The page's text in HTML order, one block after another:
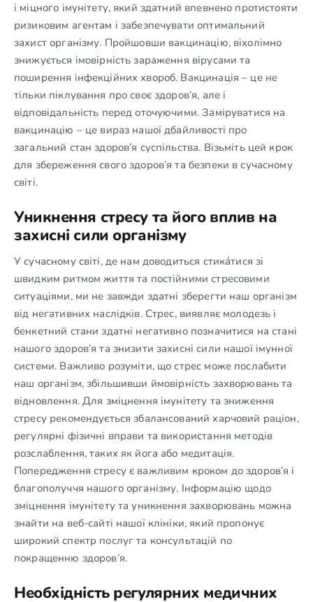
і міцного імунітету, який здатний впевнено протистояти
ризиковим агентам і забезпечувати оптимальний
захист організму. Пройшовши вакцинацію, віхолімно
знижується імовірність зараження вірусами та
поширення інфекційних хвороб. Вакцинація – це не
тільки піклування про своє здоров’я, але і
відповідальність перед оточуючими. Заміруватися на
вакцинацію – це вираз нашої дбайливості про
загальний стан здоров’я суспільства. Візьміть цей крок
для збереження свого здоров’я та безпеки в сучасному
світі.
Уникнення стресу та його вплив на
захисні сили організму
У сучасному світі, де нам доводиться стика́тися зі
швидким ритмом життя та постійними стресовими
ситуаціями, ми не завжди здатні зберегти наш організм
від негативних наслідків. Стрес, виявляє молодезь і
бенкетний стани здатні негативно позначитися на стані
нашого здоров’я та знизити захисні сили нашої імунної
системи. Важливо розуміти, що стрес може послабити
наш організм, збільшивши ймовірність захворювань та
відновлення. Для зміцнення імунітету та зниження
стресу рекомендується збалансований харчовий раціон,
регулярні фізичні вправи та використання методів
розслаблення, таких як йога або медитація.
Попередження стресу є важливим кроком до здоров’я і
благополуччя нашого організму. Інформацію щодо
зміцнення імунітету та уникнення захворювань можна
знайти на веб-сайті нашої клініки, який пропонує
широкий спектр послуг та консультацій по
покращенню здоров’я.
Необхідність регулярних медичних